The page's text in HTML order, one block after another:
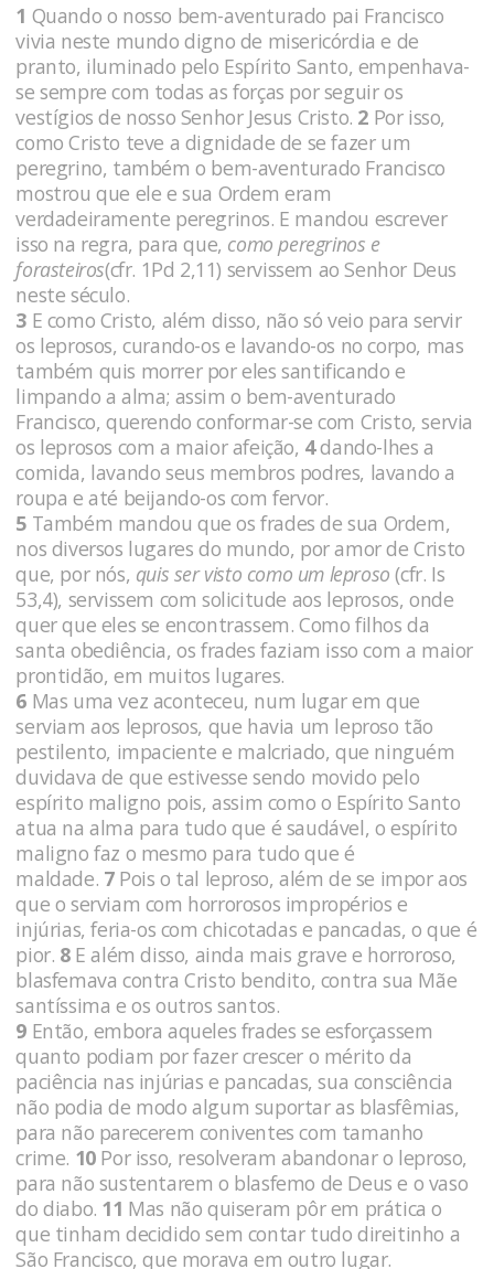
1 Quando o nosso bem-aventurado pai Francisco
vivia neste mundo digno de misericórdia e de
pranto, iluminado pelo Espírito Santo, empenhava-
se sempre com todas as forças por seguir os
vestígios de nosso Senhor Jesus Cristo. 2 Por isso,
como Cristo teve a dignidade de se fazer um
peregrino, também o bem-aventurado Francisco
mostrou que ele e sua Ordem eram
verdadeiramente peregrinos. E mandou escrever
isso na regra, para que, como peregrinos e
forasteiros(cfr. 1Pd 2,11) servissem ao Senhor Deus
neste século.
3 E como Cristo, além disso, não só veio para servir
os leprosos, curando-os e lavando-os no corpo, mas
também quis morrer por eles santificando e
limpando a alma; assim o bem-aventurado
Francisco, querendo conformar-se com Cristo, servia
os leprosos com a maior afeição, 4dando-lhes a
comida, lavando seus membros podres, lavando a
roupa e até beijando-os com fervor.
5 Também mandou que os frades de sua Ordem,
nos diversos lugares do mundo, por amor de Cristo
que, por nós, quis ser visto como um leproso (cfr. Is
53,4), servissem com solicitude aos leprosos, onde
quer que eles se encontrassem. Como filhos da
santa obediência, os frades faziam isso com a maior
prontidão, em muitos lugares.
6 Mas uma vez aconteceu, num lugar em que
serviam aos leprosos, que havia um leproso tão
pestilento, impaciente e malcriado, que ninguém
duvidava de que estivesse sendo movido pelo
espírito maligno pois, assim como o Espírito Santo
atua na alma para tudo que é saudável, o espírito
maligno faz o mesmo para tudo que é
maldade. 7Pois o tal leproso, além de se impor aos
que o serviam com horrorosos impropérios e
injúrias, feria-os com chicotadas e pancadas, o que é
pior. 8E além disso, ainda mais grave e horroroso,
blasfemava contra Cristo bendito, contra sua Mãe
santíssima e os outros santos.
9 Então, embora aqueles frades se esforçassem
quanto podiam por fazer crescer o mérito da
paciência nas injúrias e pancadas, sua consciência
não podia de modo algum suportar as blasfêmias,
para não parecerem coniventes com tamanho
crime. 10 Por isso, resolveram abandonar o leproso,
para não sustentarem o blasfemo de Deus e o vaso
do diabo. 11 Mas não quiseram pôr em prática o
que tinham decidido sem contar tudo direitinho a
São Francisco, que morava em outro lugar.